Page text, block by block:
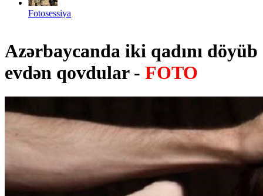
Fotosessiya
Azərbaycanda iki qadını döyüb
evdən qovdular - FOTO